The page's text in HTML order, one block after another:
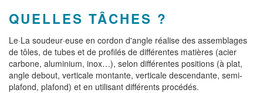
QUELLES TÂCHES ?
Le·La soudeur·euse en cordon d'angle réalise des assemblages
de tôles, de tubes et de profilés de différentes matières (acier
carbone, aluminium, inox…), selon différentes positions (à plat,
angle debout, verticale montante, verticale descendante, semi-
plafond, plafond) et en utilisant différents procédés.